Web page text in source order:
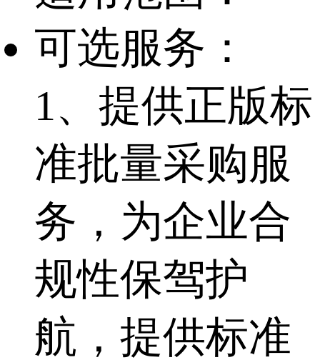
可选服务：
1、提供正版标
准批量采购服
务，为企业合
规性保驾护
航，提供标准